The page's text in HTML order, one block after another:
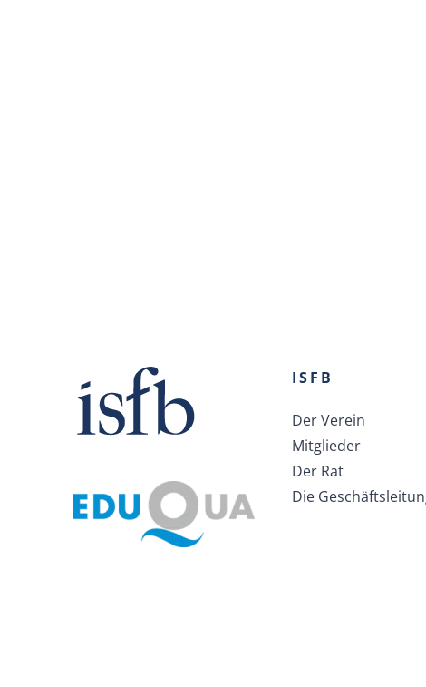
ISFB
Der Verein
Mitglieder
Der Rat
Die
Werden Sie zum Experten in der Welt des Bank-